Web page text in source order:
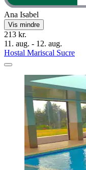
Ana Isabel
Vis mindre
213 kr.
11. aug. - 12. aug.
Hostal Mariscal Sucre